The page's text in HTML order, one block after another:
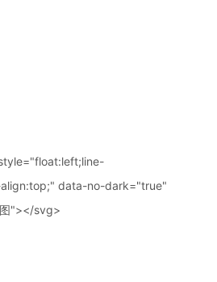
data-no-dark="true"
"></svg>